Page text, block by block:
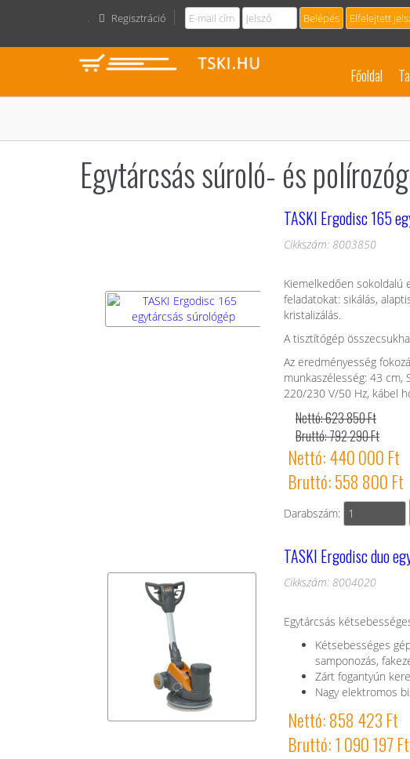
Regisztráció Elfelejtett
Főoldal
Egytárcsás súroló- és
TASKI Ergodisc 165
Cikkszám: 8003850
Kiemelkedően sokoldalú
feladatokat: sikálás,
kristalizálás.
A tisztítógép
Az eredményesség
munkaszélesség: 43 cm,
220/230 V/50 Hz, kábel
Nettó: 623 850 Ft
Bruttó: 792 290 Ft
Nettó: 440 000 Ft
Bruttó: 558 800 Ft
Darabszám:
TASKI Ergodisc duo
Cikkszám: 8004020
Egytárcsás
Kétsebességes
samponozás,
Zárt fogantyún
Nagy elektromos
Nettó: 858 423 Ft
Bruttó: 1 090 197 Ft